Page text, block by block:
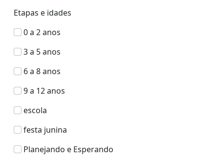
Etapas e idades
0 a 2 anos
3 a 5 anos
6 a 8 anos
9 a 12 anos
escola
festa junina
Planejando e Esperando